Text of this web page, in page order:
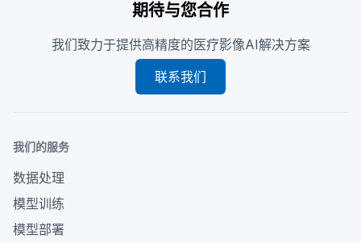
期待与您合作
我们致力于提供高精度的医疗影像AI解决方案
联系我们
我们的服务
数据处理
模型训练
模型部署